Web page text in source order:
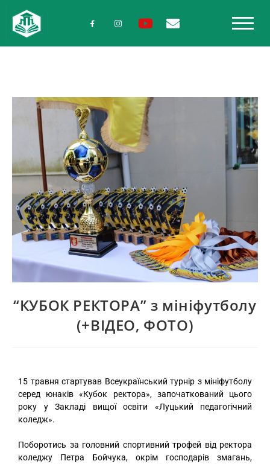
“КУБОК РЕКТОРА” з мініфутболу
(+ВІДЕО, ФОТО)
15 травня стартував Всеукраїнський турнір з мініфутболу
серед юнаків «Кубок ректора», започаткований цього
року у Закладі вищої освіти «Луцький педагогічний
коледж».
Поборотись за головний спортивний трофей від ректора
коледжу Петра Бойчука, окрім господарів змагань,